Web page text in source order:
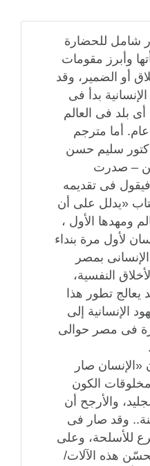
شامل للحضارة
وأبرز مقومات
أو الضمير، وقد
بدأ فى
بلد فى العالم
، وذلك منذ نحو 5000 عام. أما مترجم
سليم حسن
– صدرت
سنة 1956 – فيقول فى تقديمه
«يدلل على أن
ومهدها الأول ،
لأول مرة بنداء
بمصر
النفسية،
يعالج تطور هذا
الإنسانية إلى
فى مصر حوالى
«الإنسان صار
مخلوقات الكون
والأرجح أن
وقد صار فى
للأسلحة، وعلى
هذه الآلات/